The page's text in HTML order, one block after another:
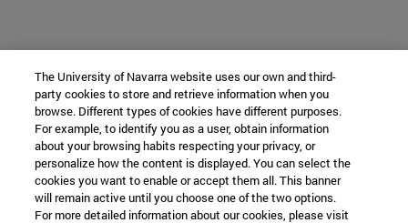
The University of Navarra website uses our own and third-
party cookies to store and retrieve information when you
browse. Different types of cookies have different purposes.
For example, to identify you as a user, obtain information
about your browsing habits respecting your privacy, or
personalize how the content is displayed. You can select the
cookies you want to enable or accept them all. This banner
will remain active until you choose one of the two options.
For more detailed information about our cookies, please visit